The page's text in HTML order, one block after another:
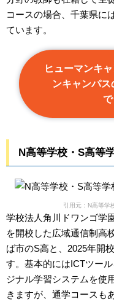
コースの場合、千葉県に
ています。
ヒューマンキ
ンキャンパ
N高等学校・S高等
引用元：N高等学
学校法人角川ドワンゴ学
を開校した広域通信制高
ば市のS高と、2025年開
す。基本的にはICTツー
ジナル学習システムを使
きますが、通学コースも